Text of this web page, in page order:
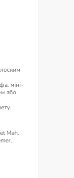
міні-
або
Mah.